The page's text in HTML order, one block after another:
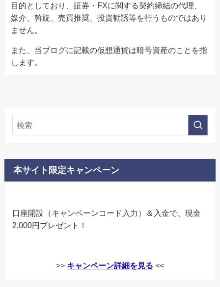
目的としており、証券・FXに関する契約締結の代理、
媒介、斡旋、売買推奨、投資勧誘等を行うものではあり
ません。
また、当ブログに記載の仮想通貨は暗号資産のことを指
します。
本サイト限定キャンペーン
口座開設（キャンペーンコード入力）＆入金で、現金
2,000円プレゼント！
>> キャンペーン詳細を見る <<